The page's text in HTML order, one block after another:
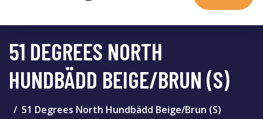
51 DEGREES NORTH
HUNDBÄDD BEIGE/BRUN (S)
51 Degrees North Hundbädd Beige/Brun (S)